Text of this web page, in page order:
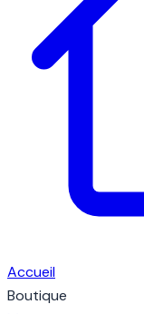
Accueil
Boutique